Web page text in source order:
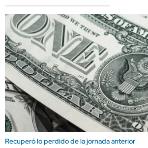
Recuperó lo perdido de la jornada anterior